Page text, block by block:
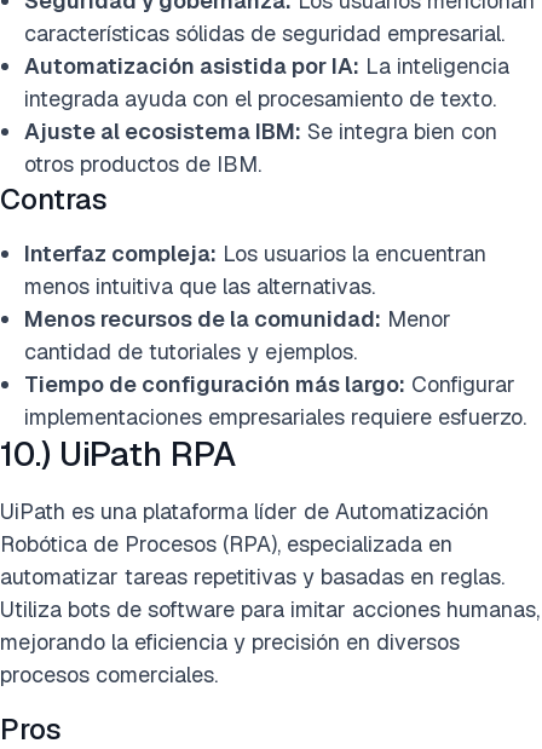
características sólidas de seguridad empresarial.
Automatización asistida por IA: La inteligencia
integrada ayuda con el procesamiento de texto.
Ajuste al ecosistema IBM: Se integra bien con
otros productos de IBM.
Contras
Interfaz compleja: Los usuarios la encuentran
menos intuitiva que las alternativas.
Menos recursos de la comunidad: Menor
cantidad de tutoriales y ejemplos.
Tiempo de configuración más largo: Configurar
implementaciones empresariales requiere esfuerzo.
10.) UiPath RPA
UiPath es una plataforma líder de Automatización
Robótica de Procesos (RPA), especializada en
automatizar tareas repetitivas y basadas en reglas.
Utiliza bots de software para imitar acciones humanas,
mejorando la eficiencia y precisión en diversos
procesos comerciales.
Pros